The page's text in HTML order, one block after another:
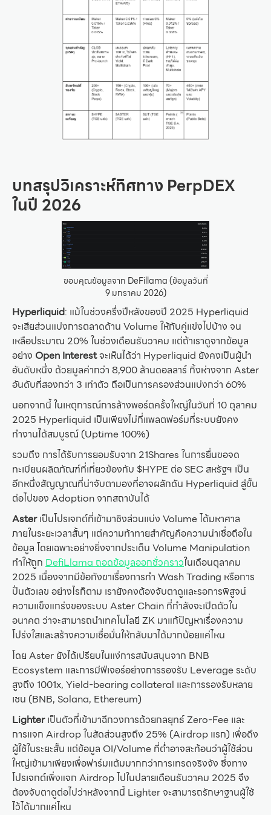
บทสรุปวิเคราะห์ทิศทาง PerpDEX
ในปี 2026
ขอบคุณข้อมูลจาก DeFillama (ข้อมูลวันที่
9 มกราคม 2026)
Hyperliquid: แม้ในช่วงครึ่งปีหลังของปี 2025 Hyperliquid
จะเสียส่วนแบ่งการตลาดด้าน Volume ให้กับคู่แข่งไปบ้าง จน
เหลือประมาณ 20% ในช่วงเดือนธันวาคม แต่ถ้าเราดูจากข้อมูล
อย่าง Open Interestจะเห็นได้ว่า Hyperliquid ยังคงเป็นผู้นำ
อันดับหนึ่ง ด้วยมูลค่ากว่า 8,900 ล้านดอลลาร์ ทิ้งห่างจาก Aster
อันดับที่สองกว่า 3 เท่าตัว ถือเป็นการครองส่วนแบ่งกว่า 60%
นอกจากนี้ ในเหตุการณ์การล้างพอร์ตครั้งใหญ่ในวันที่ 10 ตุลาคม
2025 Hyperliquid เป็นเพียงไม่กี่แพลตฟอร์มที่ระบบยังคง
ทำงานได้สมบูรณ์ (Uptime 100%)
รวมถึง การได้รับการยอมรับจาก 21Shares ในการยื่นขอจด
ทะเบียนผลิตภัณฑ์ที่เกี่ยวข้องกับ $HYPE ต่อ SEC สหรัฐฯ เป็น
อีกหนึ่งสัญญาณที่น่าจับตามองที่อาจผลักดัน Hyperliquid สู่ขั้น
ต่อไปของ Adoption จากสถาบันได้
Asterเป็นโปรเจกต์ที่เข้ามาชิงส่วนแบ่ง Volume ได้มหาศาล
ภายในระยะเวลาสั้นๆ แต่ความท้าทายสำคัญคือความน่าเชื่อถือใน
ข้อมูล โดยเฉพาะอย่างยิ่งจากประเด็น Volume Manipulation
ทำให้ถูก DefiLlama ถอดข้อมูลออกชั่วคราวในเดือนตุลาคม
2025 เนื่องจากมีข้อกังขาเรื่องการทำ Wash Trading หรือการ
ปั่นตัวเลข อย่างไรก็ตาม เรายังคงต้องจับตาดูและรอการพิสูจน์
ความแข็งแกร่งของระบบ Aster Chain ที่กำลังจะเปิดตัวใน
อนาคต ว่าจะสามารถนำเทคโนโลยี ZK มาแก้ปัญหาเรื่องความ
โปร่งใสและสร้างความเชื่อมั่นให้กลับมาได้มากน้อยแค่ไหน
โดย Aster ยังได้เปรียบในแง่การสนับสนุนจาก BNB
Ecosystem และการมีฟีเจอร์อย่างการรองรับ Leverage ระดับ
สูงถึง 1001x, Yield-bearing collateral และการรองรับหลาย
เชน (BNB, Solana, Ethereum)
Lighterเป็นตัวที่เข้ามาฉีกวงการด้วยกลยุทธ์ Zero-Fee และ
การแจก Airdrop ในสัดส่วนสูงถึง 25% (Airdrop แรก) เพื่อดึง
ผู้ใช้ในระยะสั้น แต่ข้อมูล OI/Volume ที่ต่ำอาจสะท้อนว่าผู้ใช้ส่วน
ใหญ่เข้ามาเพียงเพื่อฟาร์มแต้มมากกว่าการเทรดจริงจัง ซึ่งทาง
โปรเจกต์เพิ่งแจก Airdrop ไปในปลายเดือนธันวาคม 2025 จึง
ต้องจับตาดูต่อไปว่าหลังจากนี้ Lighter จะสามารถรักษาฐานผู้ใช้
ไว้ได้มากแค่ไหน